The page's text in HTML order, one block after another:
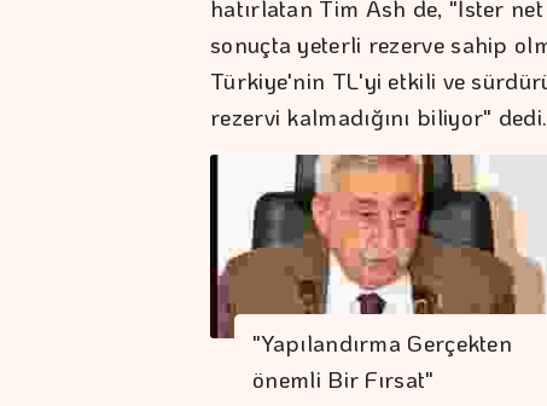
hatırlatan Tim Ash de, "İster
sonuçta yeterli rezerve sahip
Türkiye'nin TL'yi etkili ve
rezervi kalmadığını biliyor" dedi.
"Yapılandırma Gerçekten
önemli Bir Fırsat"